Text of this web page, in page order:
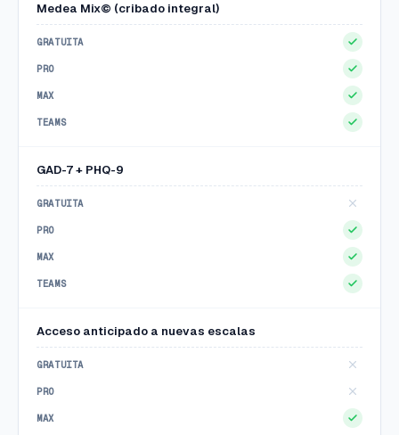
Medea Mix© (cribado integral)
GAD-7 + PHQ-9
Acceso anticipado a nuevas escalas
Cuéntanos sobre tu clínica
una propuesta a medida para tu equipo.
Email profesional
Nombre de la clínica o centro